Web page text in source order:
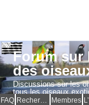
Forum sur
des
Discussions sur les
tous les oiseaux
Questions, photos,
FAQ Membres